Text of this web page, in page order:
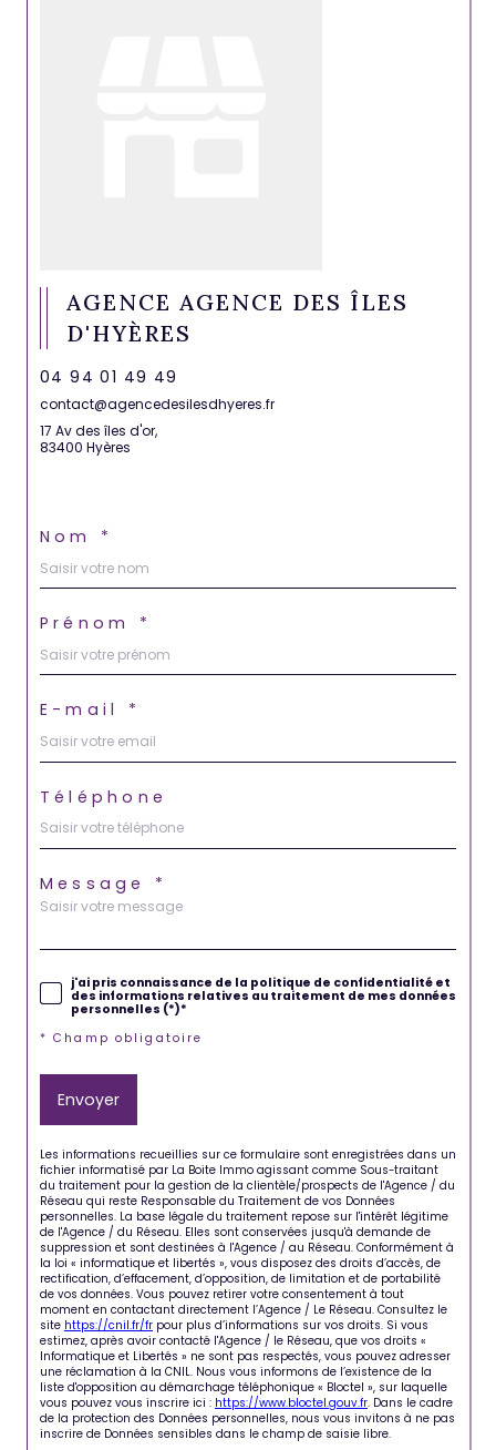
AGENCE AGENCE DES ÎLES
D'HYÈRES
04 94 01 49 49
contact@agencedesilesdhyeres.fr
17 Av des îles d'or,
83400 Hyères
Nom *
Prénom *
E-mail *
Téléphone
Message *
j'ai pris connaissance de la politique de confidentialité et
des informations relatives au traitement de mes données
personnelles (*)*
* Champ obligatoire
Envoyer
Les informations recueillies sur ce formulaire sont enregistrées dans un
fichier informatisé par La Boite Immo agissant comme Sous-traitant
du traitement pour la gestion de la clientèle/prospects de l'Agence / du
Réseau qui reste Responsable du Traitement de vos Données
personnelles. La base légale du traitement repose sur l'intérêt légitime
de l'Agence / du Réseau. Elles sont conservées jusqu'à demande de
suppression et sont destinées à l'Agence / au Réseau. Conformément à
la loi « informatique et libertés », vous disposez des droits d’accès, de
rectification, d’effacement, d’opposition, de limitation et de portabilité
de vos données. Vous pouvez retirer votre consentement à tout
moment en contactant directement l’Agence / Le Réseau. Consultez le
site https://cnil.fr/fr pour plus d’informations sur vos droits. Si vous
estimez, après avoir contacté l'Agence / le Réseau, que vos droits «
Informatique et Libertés » ne sont pas respectés, vous pouvez adresser
une réclamation à la CNIL. Nous vous informons de l’existence de la
liste d'opposition au démarchage téléphonique « Bloctel », sur laquelle
vous pouvez vous inscrire ici : https://www.bloctel.gouv.fr. Dans le cadre
de la protection des Données personnelles, nous vous invitons à ne pas
inscrire de Données sensibles dans le champ de saisie libre.